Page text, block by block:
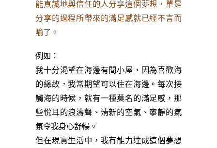
能真誠地與信任的人分享這個夢想，單是
分享的過程所帶來的滿足感就已經不言而
喻了。
例如：
我十分渴望在海邊有間小屋，因為喜歡海
的緣故，我常期望可以住在海邊。每次接
觸海的時候，就有一種莫名的滿足感，那
些悅耳的浪濤聲、淸新的空氣、寧靜的氣
氛令我身心舒暢。
但在現實生活中，我有能力達成這個夢想